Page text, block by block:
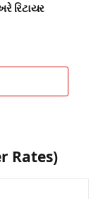
રિટાયર
Rates)